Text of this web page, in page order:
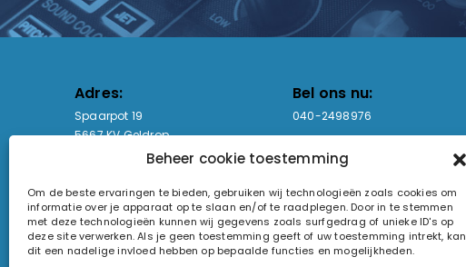
Beheer cookie toestemming
Om de beste ervaringen te bieden, gebruiken wij technologieën zoals cookies om
informatie over je apparaat op te slaan en/of te raadplegen. Door in te stemmen
met deze technologieën kunnen wij gegevens zoals surfgedrag of unieke ID's op
deze site verwerken. Als je geen toestemming geeft of uw toestemming intrekt, kan
dit een nadelige invloed hebben op bepaalde functies en mogelijkheden.
Adres:
Spaarpot 19
5667 KV Geldrop
Bel ons nu:
040-2498976
sales@lightandsound.store
Openingstijden:
Ma - Vr: 09:00-17:00
Za: Enkel op afspraak
KvK-nummer: 60857196
Btw-nummer: NL854090368B01